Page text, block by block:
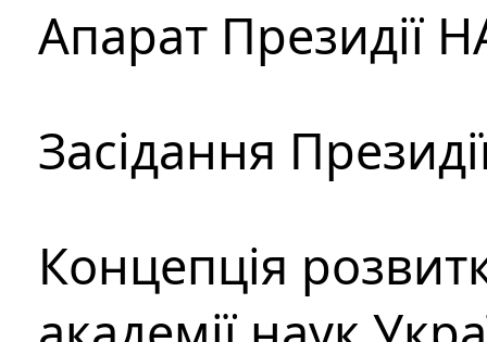
Апарат Президії
Засідання
Концепція